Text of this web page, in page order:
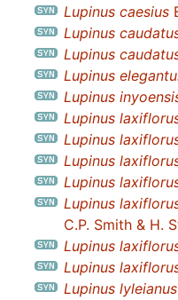
Lupinus caesius
Lupinus
Lupinus
Lupinus
Lupinus
Lupinus
Lupinus
Lupinus
Lupinus
Lupinus
C.P. Smith & H.
Lupinus
Lupinus
Lupinus lyleianus